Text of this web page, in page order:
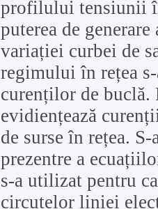
profilului tensiunii
puterea de
variației curbei de
regimului în rețea
curenților de buclă.
evidiențează
de surse în rețea.
prezentre a
s-a utilizat pentru
circutelor liniei